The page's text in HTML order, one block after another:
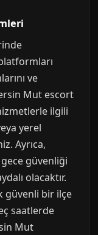
ve
Mut escort
ilgili
yerel
Ayrıca,
güvenliği
olacaktır.
güvenli bir ilçe
saatlerde
Mut